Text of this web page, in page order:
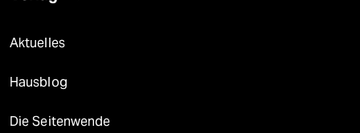
Aktuelles
Hausblog
Die Seitenwende